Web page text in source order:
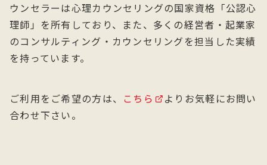
ウンセラーは心理カウンセリングの国家資格「公認心
理師」を所有しており、また、多くの経営者・起業家
のコンサルティング・カウンセリングを担当した実績
を持っています。
ご利用をご希望の方は、 こちら
よりお気軽にお問い
合わせ下さい。